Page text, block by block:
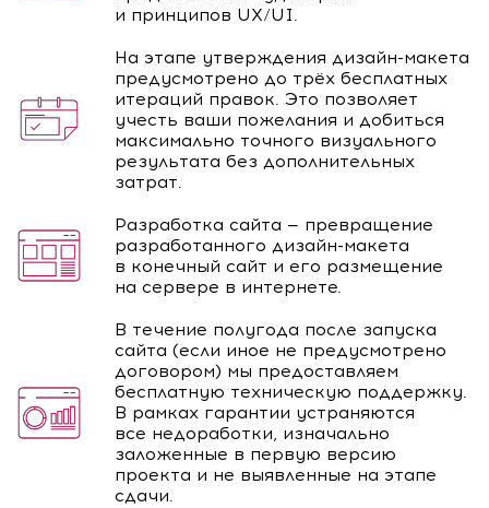
и принципов UX/UI.
На этапе утверждения дизайн-макета
предусмотрено до трёх бесплатных
итераций правок. Это позволяет
учесть ваши пожелания и добиться
максимально точного визуального
результата без дополнительных
затрат.
Разработка сайта — превращение
разработанного дизайн-макета
в конечный сайт и его размещение
на сервере в интернете.
В течение полугода после запуска
сайта (если иное не предусмотрено
договором) мы предоставляем
бесплатную техническую поддержку.
В рамках гарантии устраняются
все недоработки, изначально
заложенные в первую версию
проекта и не выявленные на этапе
сдачи.